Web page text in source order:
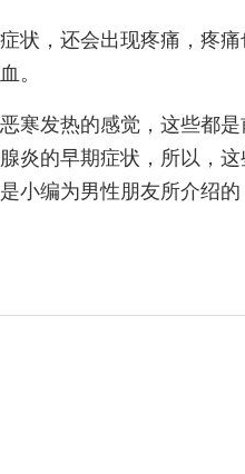
状，还会出现疼痛，疼
。
寒发热的感觉，这些都
炎的早期症状，所以，
小编为男性朋友所介绍